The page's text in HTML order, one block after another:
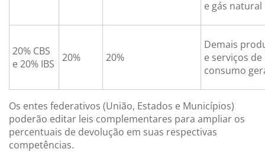
e gás natural
20% CBS
e 20% IBS
20% 20%
Demais
e serviços de
consumo
Os entes federativos (União, Estados e Municípios)
poderão editar leis complementares para ampliar os
percentuais de devolução em suas respectivas
competências.